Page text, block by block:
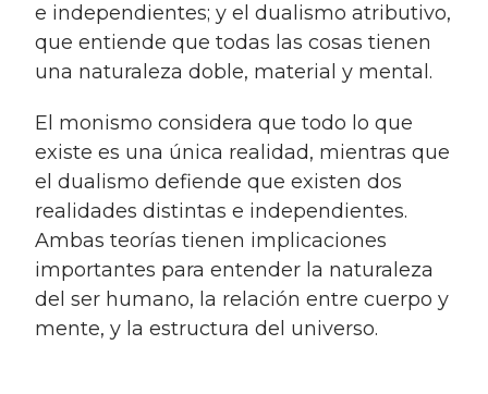
e independientes; y el dualismo atributivo,
que entiende que todas las cosas tienen
una naturaleza doble, material y mental.
el monismo considera que todo lo que
existe es una única realidad, mientras que
el dualismo defiende que existen dos
realidades distintas e independientes.
Ambas teorías tienen implicaciones
importantes para entender la naturaleza
del ser humano, la relación entre cuerpo y
mente, y la estructura del universo.